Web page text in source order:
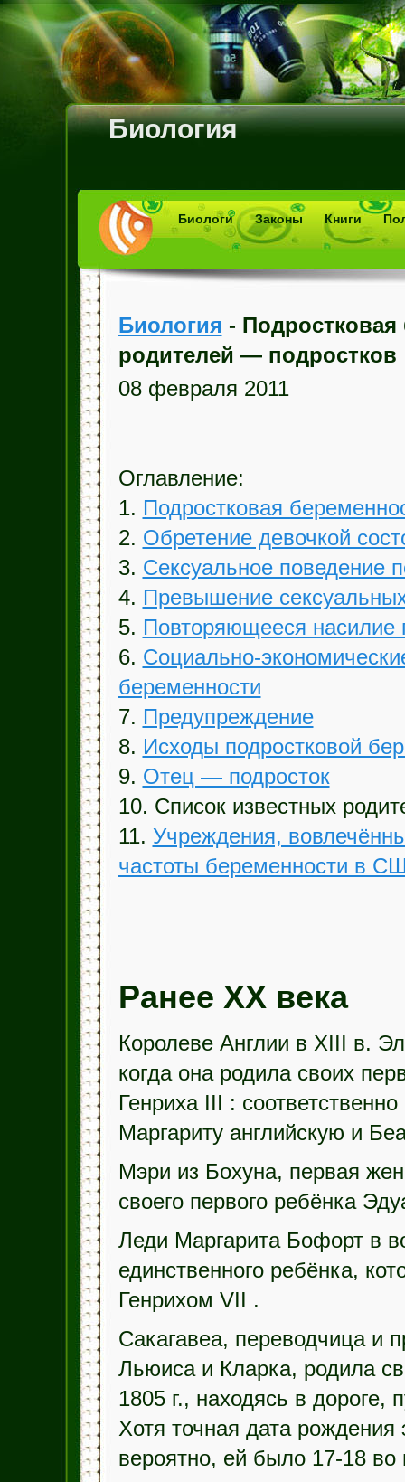
Биология
Биологи Законы Книги
Биология -
родителей — подростков
08 февраля 2011
Оглавление:
1. Подростковая
2. Обретение девочкой
3. Сексуальное поведение
4. Превышение
5. Повторяющееся насилие
6. Социально-
беременности
7. Предупреждение
8. Исходы подростковой
9. Отец — подросток
10. Список известных
11. Учреждения,
частоты беременности в
Ранее XX века
Королеве Англии в XIII в.
когда она родила своих
Генриха III :
Маргариту английскую и
Мэри из Бохуна, первая
своего первого ребёнка
Леди Маргарита Бофорт в
единственного ребёнка,
Генрихом VII .
Сакагавеа, переводчица и
Льюиса и Кларка, родила
1805 г., находясь в дороге,
Хотя точная дата
вероятно, ей было 17-18 во